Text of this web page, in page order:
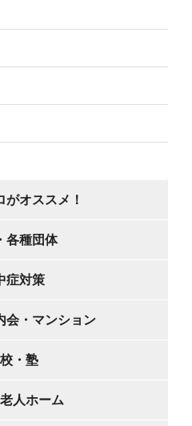
がオススメ！
各種団体
症対策
会・マンション
・塾
人ホーム